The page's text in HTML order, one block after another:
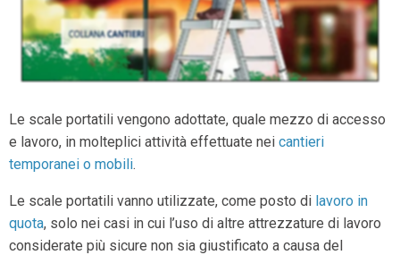
Le scale portatili vengono adottate, quale mezzo di accesso
e lavoro, in molteplici attività effettuate nei cantieri
temporanei o mobili.
Le scale portatili vanno utilizzate, come posto di lavoro in
quota, solo nei casi in cui l’uso di altre attrezzature di lavoro
considerate più sicure non sia giustificato a causa del